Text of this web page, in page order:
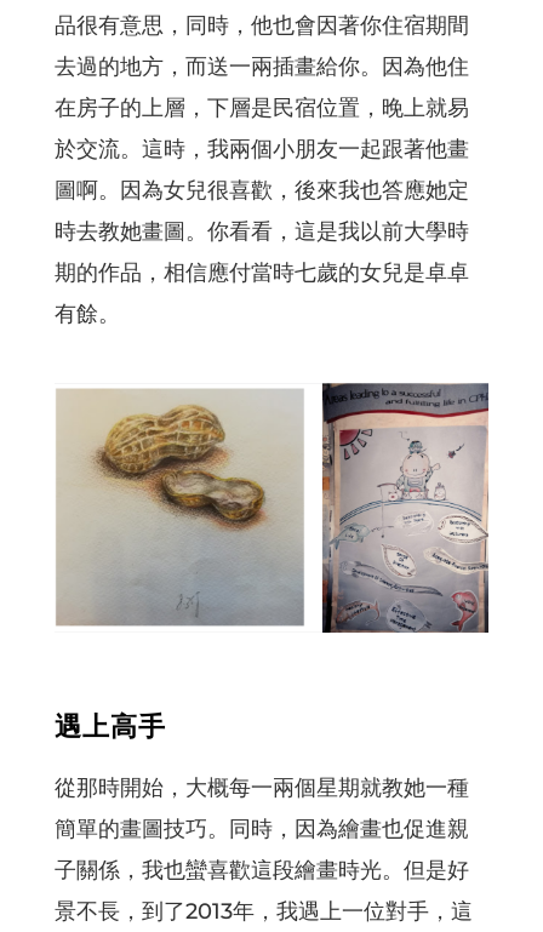
品很有意思，同時，他也會因著你住宿期間
去過的地方，而送一兩插畫給你。因為他住
在房子的上層，下層是民宿位置，晚上就易
於交流。這時，我兩個小朋友一起跟著他畫
圖啊。因為女兒很喜歡，後來我也答應她定
時去教她畫圖。你看看，這是我以前大學時
期的作品，相信應付當時七歲的女兒是卓卓
有餘。
遇上高手
從那時開始，大概每一兩個星期就教她一種
簡單的畫圖技巧。同時，因為繪畫也促進親
子關係，我也蠻喜歡這段繪畫時光。但是好
景不長，到了2013年，我遇上一位對手，這